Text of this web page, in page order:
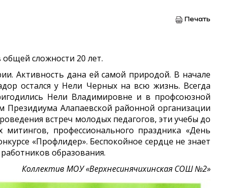
Печать
сложности 20 лет.
Активность дана ей самой природой. В начале
остался у Нели Черных на всю жизнь. Всегда
Нели Владимировне и в профсоюзной
Алапаевской районной организации
встреч молодых педагогов, эти учебы до
профессионального праздника «День
«Профлидер». Беспокойное сердце не знает
образования.
Коллектив МОУ «Верхнесинячихинская СОШ №2»